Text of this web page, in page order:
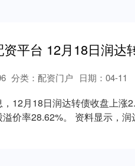
日期：04-11
分类： 配资门户
12月18日润达转债收盘上涨
价率28.62%。 资料显示，润